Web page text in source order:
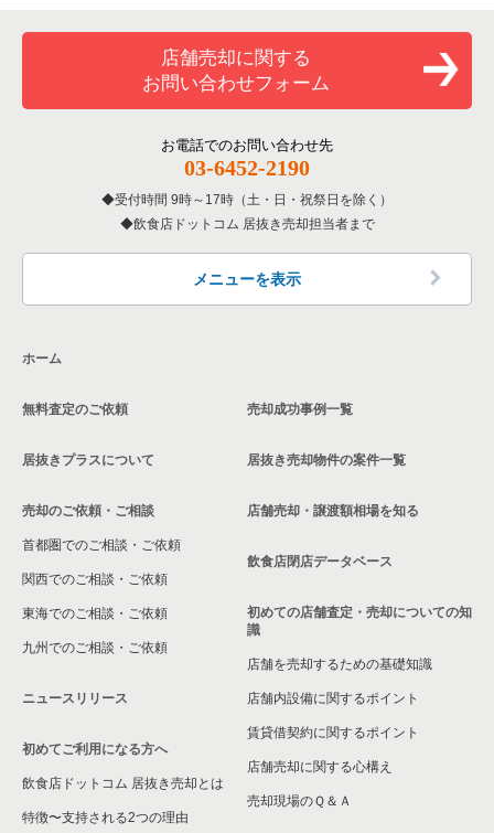
洋食の居抜き売却物件の案件一覧
その他の居抜き売却物件の案件一覧
神戸市北区の飲食店の居抜き売却物件の案件一覧
神戸市西区の飲食店の居抜き売却物件の案件一覧
兵庫県のバーの居抜き売却物件の案件一覧
兵庫県の居酒屋・ダイニングバーの居抜き売却物件の案件一覧
兵庫県の専門料理の居抜き売却物件の案件一覧
兵庫県の和食の居抜き売却物件の案件一覧
兵庫県の洋食の居抜き売却物件の案件一覧
店舗売却に関する
お問い合わせフォーム
お電話でのお問い合わせ先
03-6452-2190
受付時間 9時～17時（土・日・祝祭日を除く）
飲食店ドットコム 居抜き売却担当者まで
メニューを表示
ホーム
無料査定のご依頼
居抜きプラスについて
売却のご依頼・ご相談
首都圏でのご相談・ご依頼
関西でのご相談・ご依頼
東海でのご相談・ご依頼
九州でのご相談・ご依頼
ニュースリリース
初めてご利用になる方へ
飲食店ドットコム 居抜き売却とは
特徴〜支持される2つの理由
売却成功事例一覧
居抜き売却物件の案件一覧
店舗売却・譲渡額相場を知る
飲食店閉店データベース
初めての店舗査定・売却についての知
識
店舗を売却するための基礎知識
店舗内設備に関するポイント
賃貸借契約に関するポイント
店舗売却に関する心構え
売却現場のＱ＆Ａ